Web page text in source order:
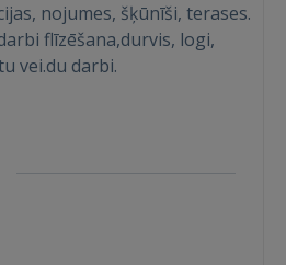
nojumes, šķūnīši, terases.
flīzēšana,durvis, logi,
vei.du darbi.